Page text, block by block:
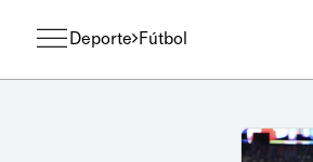
Deporte Fútbol